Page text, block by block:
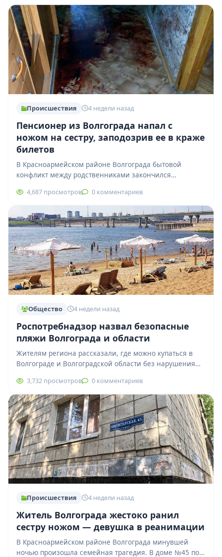
Происшествия 4 недели назад
Пенсионер из Волгограда напал с
ножом на сестру, заподозрив ее в краже
билетов
В Красноармейском районе Волгограда бытовой
конфликт между родственниками закончился
летний мужчина заподозрил свою сестру в краже…
4,687 просмотров 0 комментариев
Общество 4 недели назад
Роспотребнадзор назвал безопасные
пляжи Волгограда и области
Жителям региона рассказали, где можно купаться в
Волгограде и Волгоградской области без нарушения
опубликовал промежуточные результаты проверки…
3,732 просмотров 0 комментариев
Происшествия 4 недели назад
Житель Волгограда жестоко ранил
сестру ножом — девушка в реанимации
В Красноармейском районе Волгограда минувшей
ночью произошла семейная трагедия. В доме №45 по